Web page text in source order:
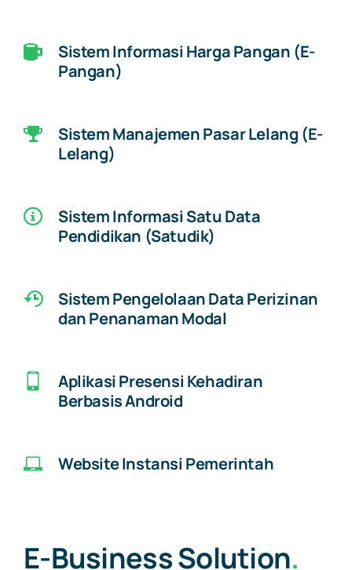
Sistem Informasi Harga Pangan (E-
Pangan)
Sistem Manajemen Pasar Lelang (E-
Lelang)
Sistem Informasi Satu Data
Pendidikan (Satudik)
Sistem Pengelolaan Data Perizinan
dan Penanaman Modal
Aplikasi Presensi Kehadiran
Berbasis Android
Website Instansi Pemerintah
E-Business Solution.